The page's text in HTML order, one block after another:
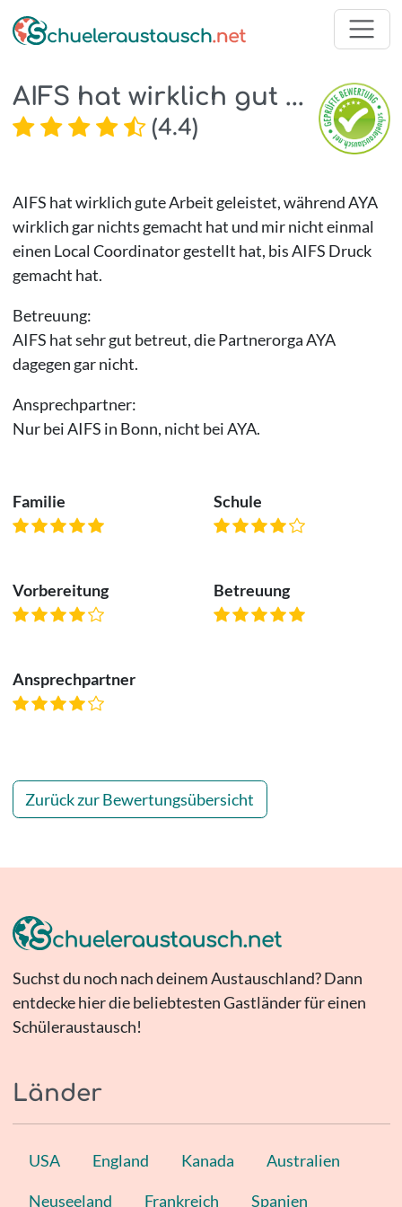
AIFS hat wirklich gut ...
(4.4)
AIFS hat wirklich gute Arbeit geleistet, während AYA
wirklich gar nichts gemacht hat und mir nicht einmal
einen Local Coordinator gestellt hat, bis AIFS Druck
gemacht hat.
Betreuung:
AIFS hat sehr gut betreut, die Partnerorga AYA
dagegen gar nicht.
Ansprechpartner:
Nur bei AIFS in Bonn, nicht bei AYA.
Familie Schule
Vorbereitung Betreuung
Ansprechpartner
Zurück zur Bewertungsübersicht
Suchst du noch nach deinem Austauschland? Dann
entdecke hier die beliebtesten Gastländer für einen
Schüleraustausch!
Länder
USA England Kanada Australien
Neuseeland Frankreich Spanien